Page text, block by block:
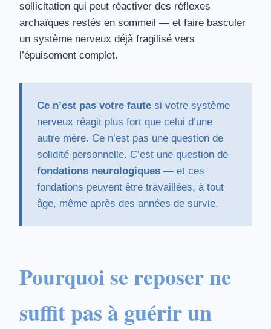
sollicitation qui peut réactiver des réflexes
archaïques restés en sommeil — et faire basculer
un système nerveux déjà fragilisé vers
l’épuisement complet.
Ce n’est pas votre faute si votre système
nerveux réagit plus fort que celui d’une
autre mère. Ce n’est pas une question de
solidité personnelle. C’est une question de
fondations neurologiques — et ces
fondations peuvent être travaillées, à tout
âge, même après des années de survie.
Pourquoi se reposer ne
suffit pas à guérir un